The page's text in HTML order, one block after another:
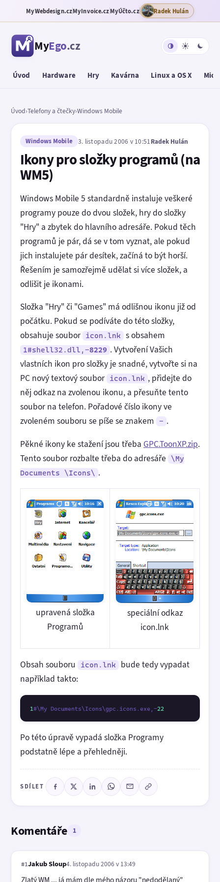
MyWebdesign.czMyInvoice.czMyÚčto.cz Radek Hulán
MyEgo.cz
Úvod Hardware Hry Kavárna Linux a OS X
Úvod›Telefony a čtečky›Windows Mobile
Windows Mobile 3. listopadu 2006 v 10:51 Radek Hulán
Ikony pro složky programů (na
WM5)
Windows Mobile 5 standardně instaluje veškeré
programy pouze do dvou složek, hry do složky
"Hry" a zbytek do hlavního adresáře. Pokud těch
programů je pár, dá se v tom vyznat, ale pokud
jich instalujete pár desítek, začíná to být horší.
Řešením je samozřejmě udělat si více složek, a
odlišit je ikonami.
Složka "Hry" či "Games" má odlišnou ikonu již od
počátku. Pokud se podíváte do této složky,
obsahuje soubor
icon.lnk s obsahem
1#shell32.dll,-8229 . Vytvoření Vašich
vlastních ikon pro složky je snadné, vytvořte si na
PC nový textový soubor
icon.lnk , přidejte do
něj odkaz na zvolenou ikonu, a přesuňte tento
soubor na telefon. Pořadové číslo ikony ve
zvoleném souboru se píše se znakem
- .
Pěkné ikony ke stažení jsou třeba GPC.ToonXP.zip.
Tento soubor rozbalte třeba do adresáře
\My
Documents \Icons\ .
upravená složka
Programů
speciální odkaz
icon.lnk
Obsah souboru icon.lnk
bude tedy vypadat
například takto:
1#\My Documents\Icons\gpc.icons.exe,-22
Po této úpravě vypadá složka Programy
podstatně lépe a přehledněji.
SDÍLET
Komentáře 1
#1Jakub Sloup4. listopadu 2006 v 13:49
Zlatý WM ... já mám dle mého názoru "nedodělaný"